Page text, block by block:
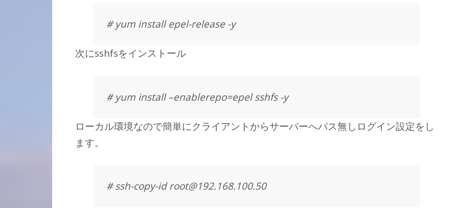
# yum install epel-release -y
次にsshfsをインストール
# yum install –enablerepo=epel sshfs -y
ローカル環境なので簡単にクライアントからサーバーへパス無しログイン設定をし
ます。
# ssh-copy-id root@192.168.100.50